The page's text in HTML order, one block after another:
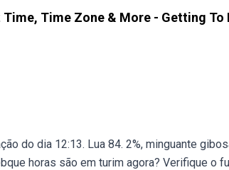
Time, Time Zone & More - Getting To
do dia 12:13. Lua 84. 2%, minguante
horas são em turim agora? Verifique o